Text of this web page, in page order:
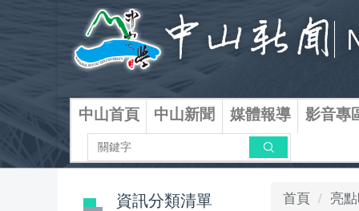
區
中山首頁 中山新聞 媒體報導 影音專
搜尋
資訊分類清單 首頁 亮